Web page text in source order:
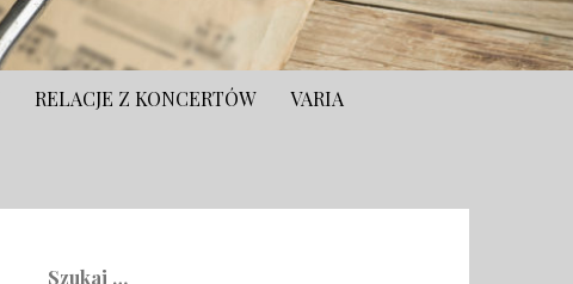
RELACJE Z KONCERTÓW VARIA